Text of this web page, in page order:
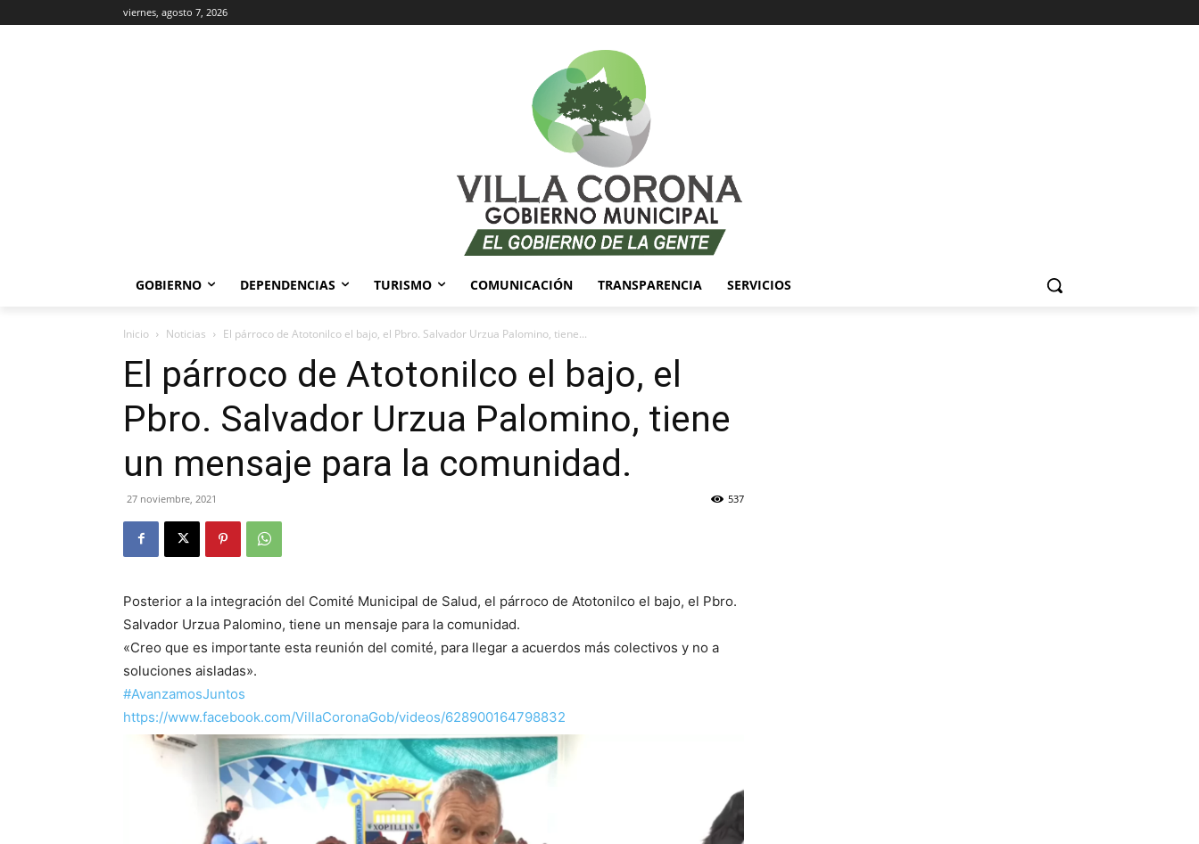
viernes, agosto 7, 2026
GOBIERNO DEPENDENCIAS TURISMO COMUNICACIÓN TRANSPARENCIA SERVICIOS
Inicio Noticias El párroco de Atotonilco el bajo, el Pbro. Salvador Urzua Palomino, tiene...
El párroco de Atotonilco el bajo, el
Pbro. Salvador Urzua Palomino, tiene
un mensaje para la comunidad.
27 noviembre, 2021 537
Posterior a la integración del Comité Municipal de Salud, el párroco de Atotonilco el bajo, el Pbro.
Salvador Urzua Palomino, tiene un mensaje para la comunidad.
«Creo que es importante esta reunión del comité, para llegar a acuerdos más colectivos y no a
soluciones aisladas».
#AvanzamosJuntos
https://www.facebook.com/VillaCoronaGob/videos/628900164798832